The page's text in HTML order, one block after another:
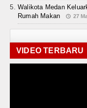
Walikota Medan
Rumah Makan
27
VIDEO TERBARU